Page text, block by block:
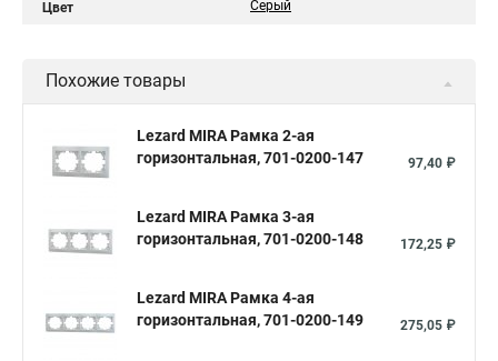
Цвет Серый
Похожие товары
Lezard MIRA Рамка 2-ая
горизонтальная, 701-0200-147
97,40 ₽
Lezard MIRA Рамка 3-ая
горизонтальная, 701-0200-148
172,25 ₽
Lezard MIRA Рамка 4-ая
горизонтальная, 701-0200-149
275,05 ₽